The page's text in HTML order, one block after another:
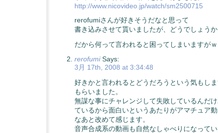
http://www.nicovideo.jp/watch/sm2500715
rerofumiさんが好きそうだなと思って
書き込みさせて貰いましたが、どうでしょう
だから何って言われると困ってしまいますがｗ
rerofumiSays:
3月 17th, 2008 at 3:34:48
好きかと言われるとどうだろうという気もし
もらいました。
無謀な事にチャレンジして失敗しているんだ
ているから面白いというあたりがアマチュア
なあと改めて感じます。
音声合成系の動画も自然なしゃべりになって